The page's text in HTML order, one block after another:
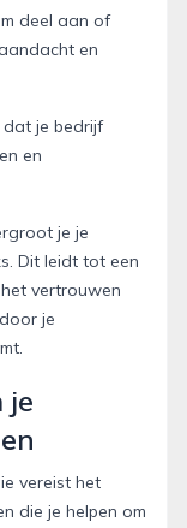
deel aan of
en
dat je bedrijf
en
je je
Dit leidt tot een
vertrouwen
je
je
vereist het
die je helpen om